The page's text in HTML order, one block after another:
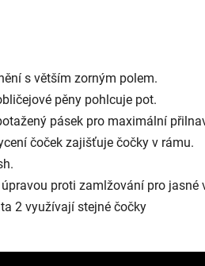
s větším zorným polem.
pěny pohlcuje pot.
pásek pro maximální
čoček zajišťuje čočky v rámu.
proti zamlžování pro jasné
2 využívají stejné čočky